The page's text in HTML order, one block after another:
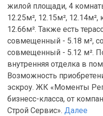
жилой площади, 4
12.25м², 12.15м²,
12.66м². Также есть
совмещенный - 5.18 м²,
совмещенный - 5.12 м².
внутренняя отделка в
Возможность
эскроу. ЖК «Моменты
бизнесс-класса, от
Строй Сервис». Далее